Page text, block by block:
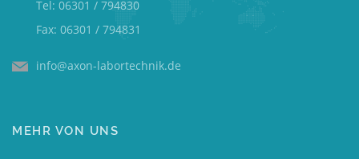
Tel: 06301 / 794830
Fax: 06301 / 794831
info@axon-labortechnik.de
MEHR VON UNS